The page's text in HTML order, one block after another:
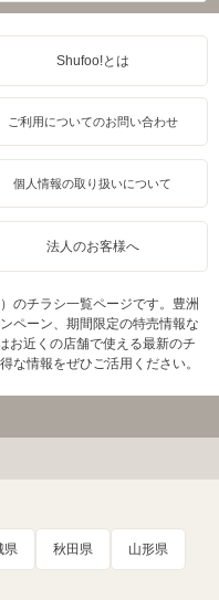
Shufoo!とは
ご利用についてのお問い合わせ
個人情報の取り扱いについて
法人のお客様へ
のチラシ一覧ページです。豊洲
ペーン、期間限定の特売情報な
お近くの店舗で使える最新のチ
な情報をぜひご活用ください。
県 秋田県 山形県